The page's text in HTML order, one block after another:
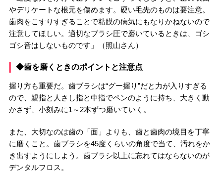
やデリケートな根元を傷めます。硬い毛先のものは要注意。
歯肉をこすりすぎることで粘膜の病気にもなりかねないので
注意してほしい。適切なブラシ圧で磨いているときは、ゴシ
ゴシ音はしないものです」（照山さん）
◆歯を磨くときのポイントと注意点
握り方も重要だ。歯ブラシは“グー握り”だと力が入りすぎる
ので、親指と人さし指と中指でペンのように持ち、大きく動
かさず、小刻みに1～2本ずつ磨いていく。
また、大切なのは歯の「面」よりも、歯と歯肉の境目を丁寧
に磨くこと。歯ブラシを45度くらいの角度で当て、汚れをか
き出すようにしよう。歯ブラシ以上に忘れてはならないのが
デンタルフロス。